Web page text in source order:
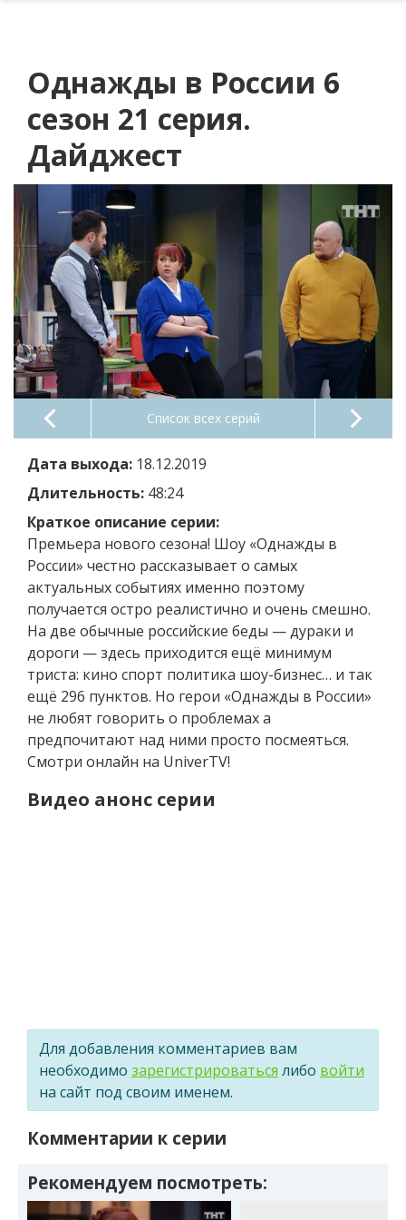
Однажды в России 6
сезон 21 серия.
Дайджест
Список всех серий
Дата выхода: 18.12.2019
Длительность: 48:24
Краткое описание серии:
Премьера нового сезона! Шоу «Однажды в
России» честно рассказывает о самых
актуальных событиях именно поэтому
получается остро реалистично и очень смешно.
На две обычные российские беды — дураки и
дороги — здесь приходится ещё минимум
триста: кино спорт политика шоу-бизнес… и так
ещё 296 пунктов. Но герои «Однажды в России»
не любят говорить о проблемах а
предпочитают над ними просто посмеяться.
Смотри онлайн на UniverTV!
Видео анонс серии
Для добавления комментариев вам
необходимо зарегистрироваться либо войти
на сайт под своим именем.
Комментарии к серии
Рекомендуем посмотреть: